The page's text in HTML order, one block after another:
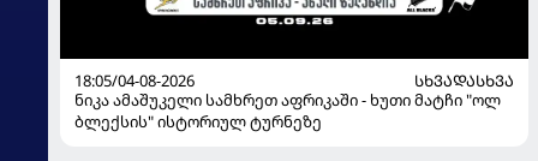
18:05/04-08-2026
ᲡᲮᲕᲐᲓᲐᲡᲮᲕᲐ
ნიკა ამაშუკელი სამხრეთ აფრიკაში - ხუთი მატჩი "ოლ
ბლექსის" ისტორიულ ტურნეზე